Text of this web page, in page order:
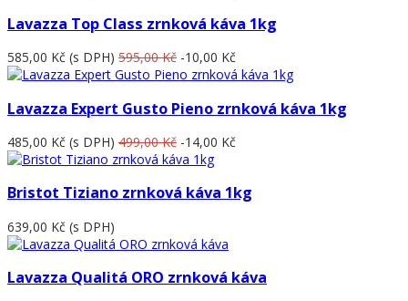
Lavazza Top Class zrnková káva 1kg
585,00 Kč (s DPH) 595,00 Kč -10,00 Kč
Lavazza Expert Gusto Pieno zrnková káva 1kg
485,00 Kč (s DPH) 499,00 Kč -14,00 Kč
Bristot Tiziano zrnková káva 1kg
639,00 Kč (s DPH)
Lavazza Qualitá ORO zrnková káva